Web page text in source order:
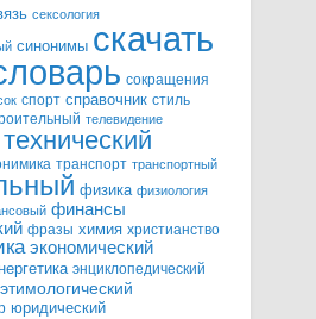
сексология
синонимы скачать
сокращения
спорт справочник стиль
телевидение
технический
транспорт транспортный
физика физиология
финансы
фразы химия христианство
экономический
энциклопедический
этимологический
юридический